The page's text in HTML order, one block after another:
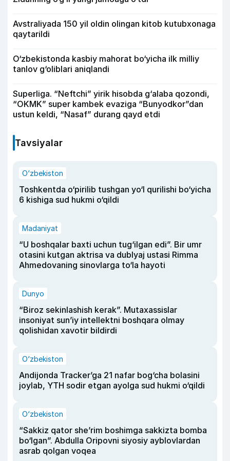
Avstraliyada 150 yil oldin olingan kitob kutubxonaga
qaytarildi
O‘zbekistonda kasbiy mahorat bo‘yicha ilk milliy
tanlov g‘oliblari aniqlandi
Superliga. “Neftchi” yirik hisobda g‘alaba qozondi,
“OKMK” super kambek evaziga “Bunyodkor”dan
ustun keldi, “Nasaf” durang qayd etdi
Tavsiyalar
O‘zbekiston
Toshkentda o‘pirilib tushgan yo‘l qurilishi bo‘yicha
6 kishiga sud hukmi o‘qildi
Madaniyat
“U boshqalar baxti uchun tug‘ilgan edi”. Bir umr
otasini kutgan aktrisa va dublyaj ustasi Rimma
Ahmedovaning sinovlarga to‘la hayoti
Dunyo
“Biroz sekinlashish kerak”. Mutaxassislar
insoniyat sun’iy intellektni boshqara olmay
qolishidan xavotir bildirdi
O‘zbekiston
Andijonda Tracker’ga 21 nafar bog‘cha bolasini
joylab, YTH sodir etgan ayolga sud hukmi o‘qildi
O‘zbekiston
“Sakkiz qator she’rim boshimga sakkizta bomba
bo‘lgan”. Abdulla Oripovni siyosiy ayblovlardan
asrab qolgan voqea